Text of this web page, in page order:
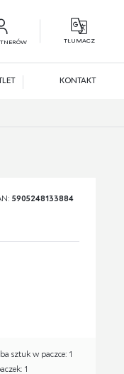
TŁUMACZ
KONTAKT
5905248133884
sztuk w paczce: 1
1